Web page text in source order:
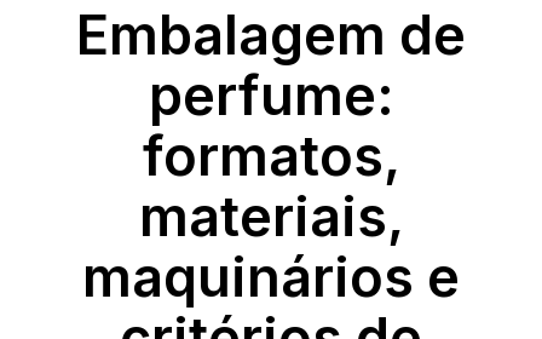
Embalagem de
perfume:
formatos,
materiais,
maquinários e